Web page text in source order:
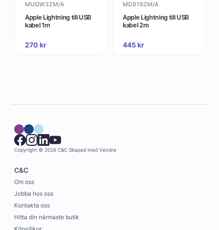
MUQW3ZM/A
Apple Lightning till USB
kabel 1m
270 kr
MD819ZM/A
Apple Lightning till USB
kabel 2m
445kr
Copyright © 2026 C&C Skapad med Vendre
C&C
Om oss
Jobba hos oss
Kontakta oss
Hitta din närmaste butik